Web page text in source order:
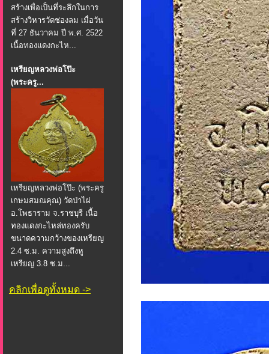
สร้างเพื่อเป็นที่ระลึกในการ
สร้างวิหารวัดช่องลม เมื่อวัน
ที่ 27 ธันวาคม ปี พ.ศ. 2522
เนื้อทองแดงกะไห...
เหรียญหลวงพ่อโป๊ะ
(พระครู...
เหรียญหลวงพ่อโป๊ะ (พระครู
เกษมสมณคุณ) วัดป่าไผ่
อ.โพธาราม จ.ราชบุรี เนื้อ
ทองแดงกะไหล่ทองครับ
ขนาดความกว้างของเหรียญ
2.4 ซ.ม. ความสูงถึงหู
เหรียญ 3.8 ซ.ม...
คลิกเพื่อดูทั้งหมด ->